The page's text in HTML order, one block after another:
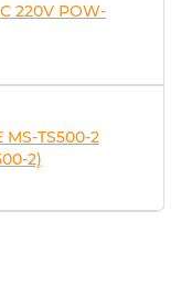
220V POW-
TS500-2
2)